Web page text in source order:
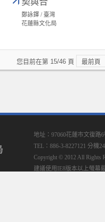
契與合
鄭詠鐸 / 臺灣
花蓮縣文化局
您目前在第 15/46 頁 最前頁
地址：97060花蓮市文復路
TEL：886-3-8227121 分機
Copyright © 2012 All Rights
建議使用IE8版本以上螢幕